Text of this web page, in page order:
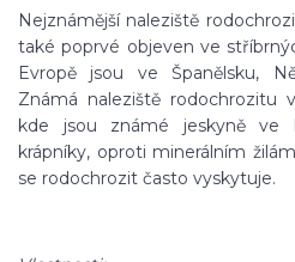
Nejznámější naleziště
také poprvé objeven ve
Evropě jsou ve Španělsku,
Známá naleziště rodochrozitu
kde jsou známé jeskyně ve
krápníky, oproti minerálním
se rodochrozit často vyskytuje.